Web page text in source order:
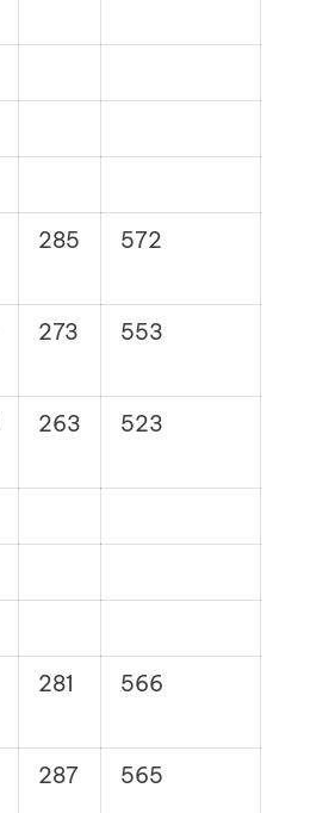
285 572
273 553
263 523
281 566
287 565